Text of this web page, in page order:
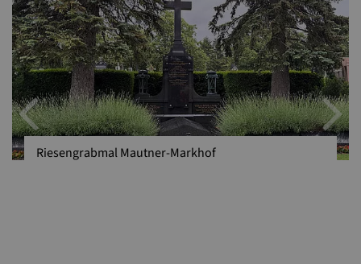
Riesengrabmal Mautner-Markhof
Previous